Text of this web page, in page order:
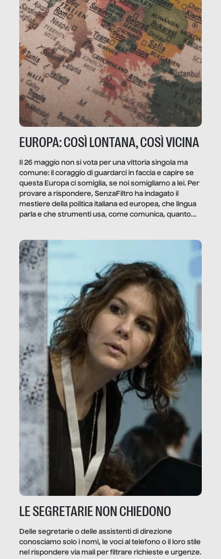
EUROPA: COSÌ LONTANA, COSÌ VICINA
Il 26 maggio non si vota per una vittoria singola ma
comune: il coraggio di guardarci in faccia e capire se
questa Europa ci somiglia, se noi somigliamo a lei. Per
provare a rispondere, SenzaFiltro ha indagato il
mestiere della politica italiana ed europea, che lingua
parla e che strumenti usa, come comunica, quanto
LE SEGRETARIE NON CHIEDONO
Delle segretarie o delle assistenti di direzione
conosciamo solo i nomi, le voci al telefono o il loro stile
nel rispondere via mail per filtrare richieste e urgenze.